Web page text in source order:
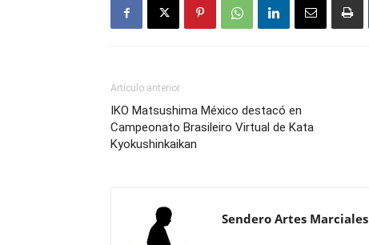
Artículo anterior
IKO Matsushima México destacó en
Campeonato Brasileiro Virtual de Kata
Kyokushinkaikan
Sendero Artes Marciales